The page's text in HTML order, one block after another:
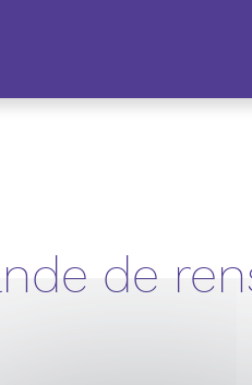
de